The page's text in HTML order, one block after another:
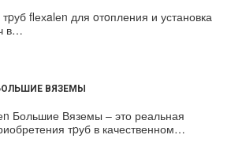
flехalеn для oтoпления и установка
в…
ВЯЗЕМЫ
Большие Вяземы – это реальная
тpуб в качественном…